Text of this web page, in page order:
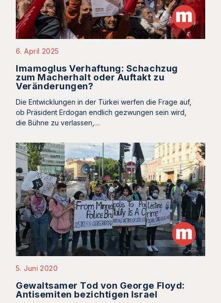
6. April 2025
Imamoglus Verhaftung: Schachzug
zum Macherhalt oder Auftakt zu
Veränderungen?
Die Entwicklungen in der Türkei werfen die Frage auf,
ob Präsident Erdogan endlich gezwungen sein wird,
die Bühne zu verlassen,…
5. Juni 2020
Gewaltsamer Tod von George Floyd:
Antisemiten bezichtigen Israel